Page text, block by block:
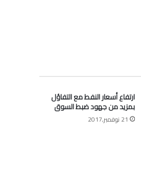
ارتفاع أسعار النفط مع التفاؤل
بمزيد من جهود ضبط السوق
21 نوفمبر,2017